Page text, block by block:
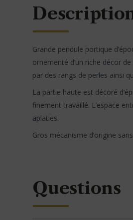
Grande pendule portique
ornementé d’un riche décor
par des rangs de perles ainsi
La partie haute est décoré
finement travaillé. L’espace
aplaties.
Gros mécanisme d’origine
Questions